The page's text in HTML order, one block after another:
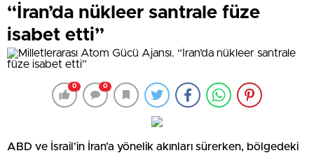
“İran’da nükleer santrale füze
isabet etti”
0 0
ABD ve İsrail’in İran’a yönelik akınları sürerken, bölgedeki